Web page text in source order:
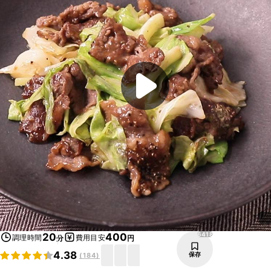
調理時間 20分 費用目安400円
4.38 (184)
6418
保存